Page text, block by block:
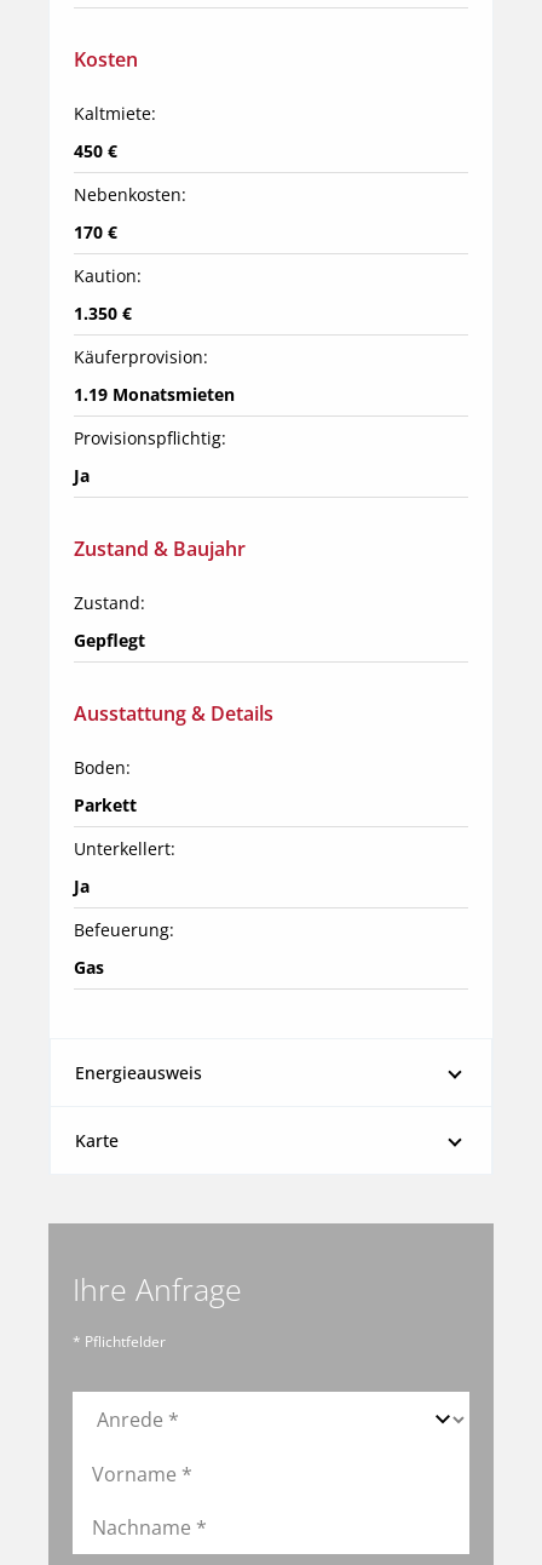
Kosten
Kaltmiete:
450 €
Nebenkosten:
170 €
Kaution:
1.350 €
Käuferprovision:
1.19 Monatsmieten
Provisionspflichtig:
Ja
Zustand & Baujahr
Zustand:
Gepflegt
Ausstattung & Details
Boden:
Parkett
Unterkellert:
Ja
Befeuerung:
Gas
Energieausweis
Karte
Ihre Anfrage
* Pflichtfelder